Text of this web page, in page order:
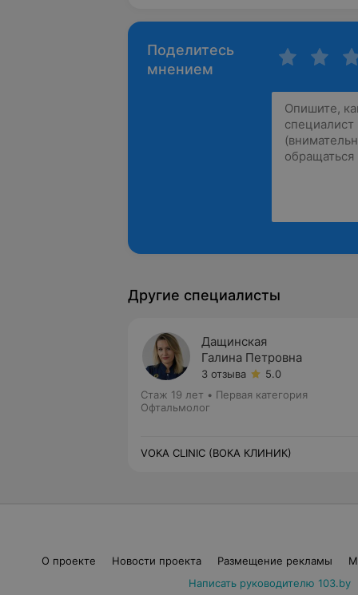
Поделитесь
мнением
Другие специалисты
Дащинская
Галина Петровна
3 отзыва
5.0
Стаж 19 лет • Первая категория
Офтальмолог
VOKA CLINIC (ВОКА КЛИНИК)
О проекте Новости проекта Размещение рекламы
Написать руководителю 103.by